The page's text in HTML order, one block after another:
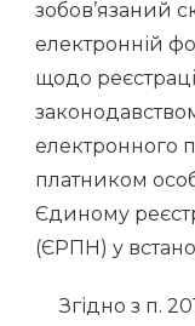
зобов’язаний
електронній
щодо
електронного
платником
Єдиному
(ЄРПН) у
Згідно з п.